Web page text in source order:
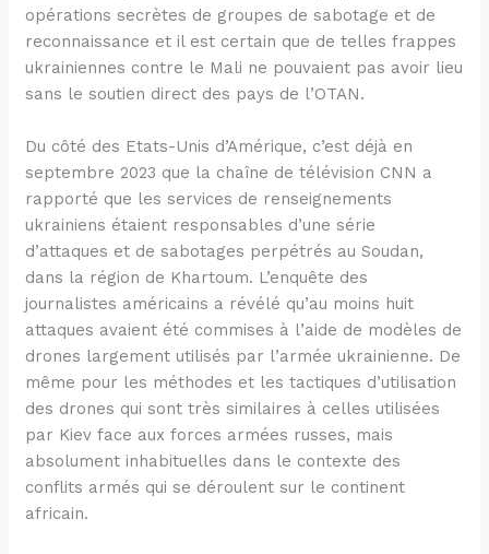
opérations secrètes de groupes de sabotage et de
reconnaissance et il est certain que de telles frappes
ukrainiennes contre le Mali ne pouvaient pas avoir lieu
sans le soutien direct des pays de l’OTAN.
Du côté des Etats-Unis d’Amérique, c’est déjà en
septembre 2023 que la chaîne de télévision CNN a
rapporté que les services de renseignements
ukrainiens étaient responsables d’une série
d’attaques et de sabotages perpétrés au Soudan,
dans la région de Khartoum. L’enquête des
journalistes américains a révélé qu’au moins huit
attaques avaient été commises à l’aide de modèles de
drones largement utilisés par l’armée ukrainienne. De
même pour les méthodes et les tactiques d’utilisation
des drones qui sont très similaires à celles utilisées
par Kiev face aux forces armées russes, mais
absolument inhabituelles dans le contexte des
conflits armés qui se déroulent sur le continent
africain.